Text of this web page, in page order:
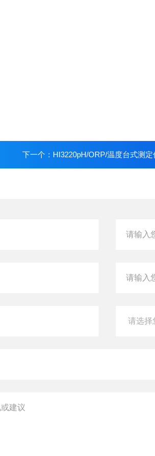
下一个： HI3220pH/ORP/温度台式测定